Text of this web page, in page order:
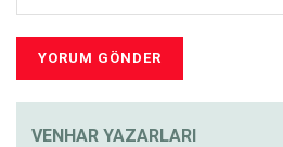
VENHAR YAZARLARI